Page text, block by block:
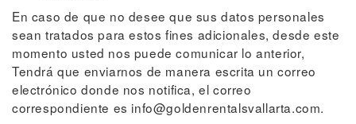
En caso de que no desee que sus datos personales
sean tratados para estos fines adicionales, desde este
momento usted nos puede comunicar lo anterior,
Tendrá que enviarnos de manera escrita un correo
electrónico donde nos notifica, el correo
correspondiente es info@goldenrentalsvallarta.com.